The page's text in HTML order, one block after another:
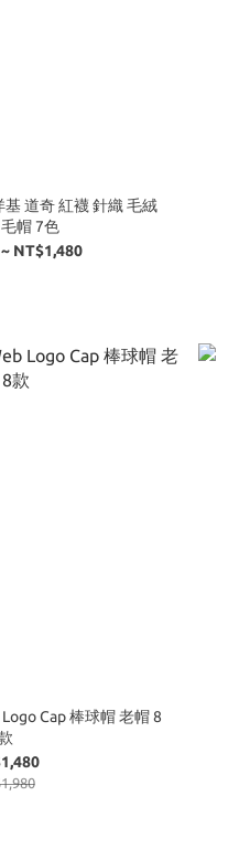
道奇 紅襪 針織 毛絨
帽 7色
NT$1,480
Cap 棒球帽 老帽 8